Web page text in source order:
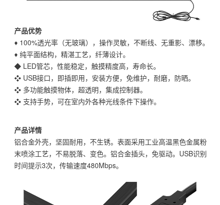
产品优势
♦ 100%透光率（无玻璃），操作灵敏，不断线、无重影、漂移。
♦ 纯平面结构，精湛工艺，纤薄设计。
◆ LED管芯，性能稳定，触摸精度高，寿命长。
❖ USB接口，即插即用，安装方便，免维护，耐磨，防晒。
❖ 多功能触摸物体，超透明，集成控制器。
❖ 支持手势，可在室内外各种光线条件下操作。
产品详情
铝合金外壳，坚固耐用，不生锈。表面采用工业高温黑色金属粉
末喷涂工艺，不易脱落、变色。铝合金插头，免驱动。USB识别
时间提示3次，传输速度480Mbps。